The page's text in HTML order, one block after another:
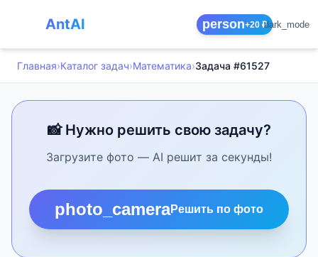
AntAI person+20 ₽dark_mode
Главная›Каталог задач›Математика›Задача #61527
📸 Нужно решить свою задачу?
Загрузите фото — AI решит за секунды!
photo_cameraРешить по фото